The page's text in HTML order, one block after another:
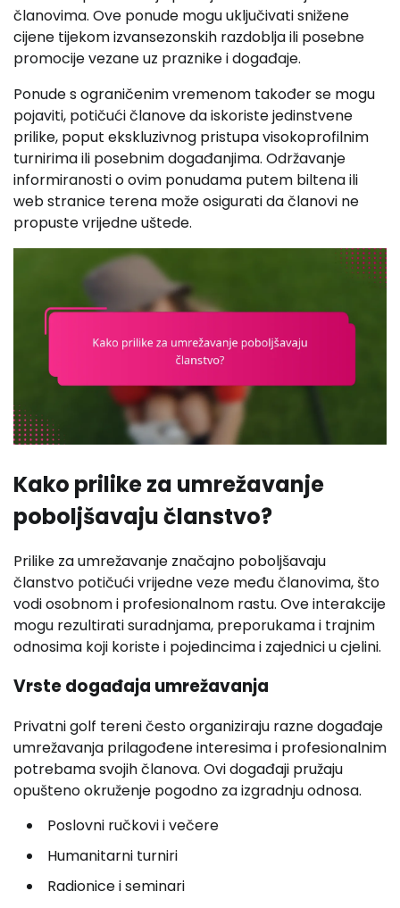
članovima. Ove ponude mogu uključivati snižene
cijene tijekom izvansezonskih razdoblja ili posebne
promocije vezane uz praznike i događaje.
Ponude s ograničenim vremenom također se mogu
pojaviti, potičući članove da iskoriste jedinstvene
prilike, poput ekskluzivnog pristupa visokoprofilnim
turnirima ili posebnim događanjima. Održavanje
informiranosti o ovim ponudama putem biltena ili
web stranice terena može osigurati da članovi ne
propuste vrijedne uštede.
Kako prilike za umrežavanje
poboljšavaju članstvo?
Prilike za umrežavanje značajno poboljšavaju
članstvo potičući vrijedne veze među članovima, što
vodi osobnom i profesionalnom rastu. Ove interakcije
mogu rezultirati suradnjama, preporukama i trajnim
odnosima koji koriste i pojedincima i zajednici u cjelini.
Vrste događaja umrežavanja
Privatni golf tereni često organiziraju razne događaje
umrežavanja prilagođene interesima i profesionalnim
potrebama svojih članova. Ovi događaji pružaju
opušteno okruženje pogodno za izgradnju odnosa.
Poslovni ručkovi i večere
Humanitarni turniri
Radionice i seminari